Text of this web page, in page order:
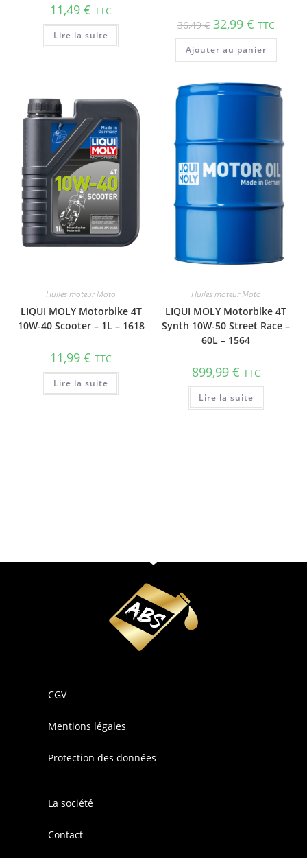
11,49€ TTC
Lire la suite
36,49€ 32,99 € TTC
Ajouter au panier
Huiles moteur Moto
LIQUI MOLY Motorbike 4T
10W-40 Scooter – 1L – 1618
11,99€ TTC
Lire la suite
Huiles moteur Moto
LIQUI MOLY Motorbike 4T
Synth 10W-50 Street Race –
60L – 1564
899,99 € TTC
Lire la suite
CGV
Mentions légales
Protection des données
La société
Contact